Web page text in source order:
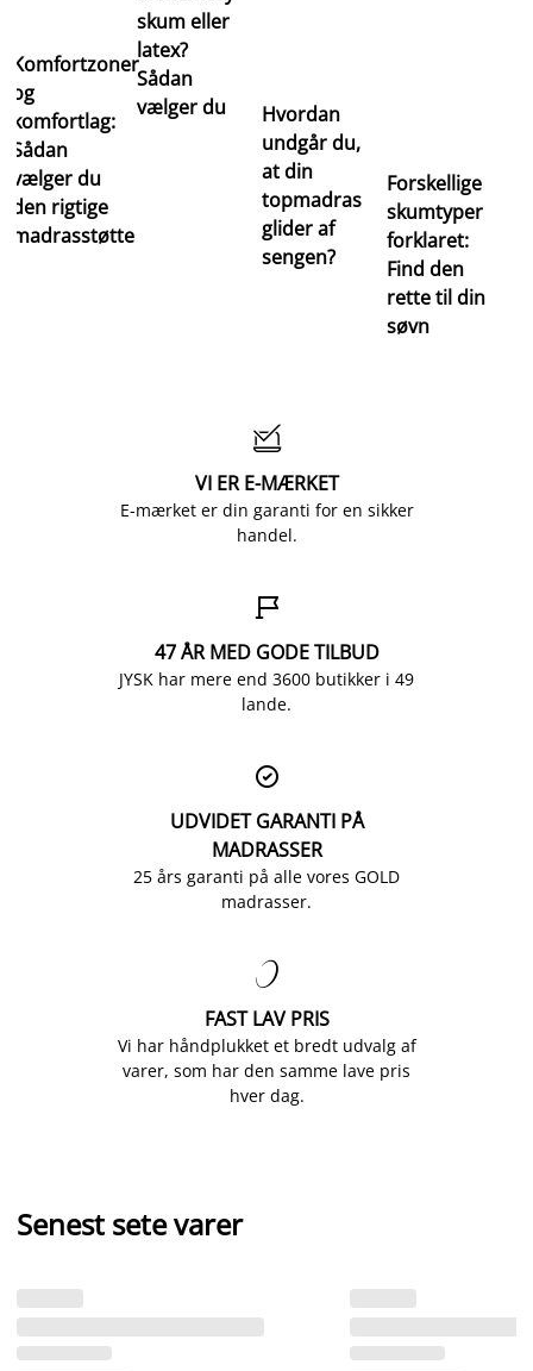
Komfortzoner
og
komfortlag:
Sådan
vælger du
den rigtige
madrasstøtte
skum eller
latex?
Sådan
vælger du
Hvordan
undgår du,
at din
topmadras
glider af
sengen?
Forskellige
skumtyper
forklaret:
Find den
rette til din
søvn

VI ER E-MÆRKET
E-mærket er din garanti for en sikker
handel.

47 ÅR MED GODE TILBUD
JYSK har mere end 3600 butikker i 49
lande.

UDVIDET GARANTI PÅ
MADRASSER
25 års garanti på alle vores GOLD
madrasser.

FAST LAV PRIS
Vi har håndplukket et bredt udvalg af
varer, som har den samme lave pris
hver dag.
Senest sete varer